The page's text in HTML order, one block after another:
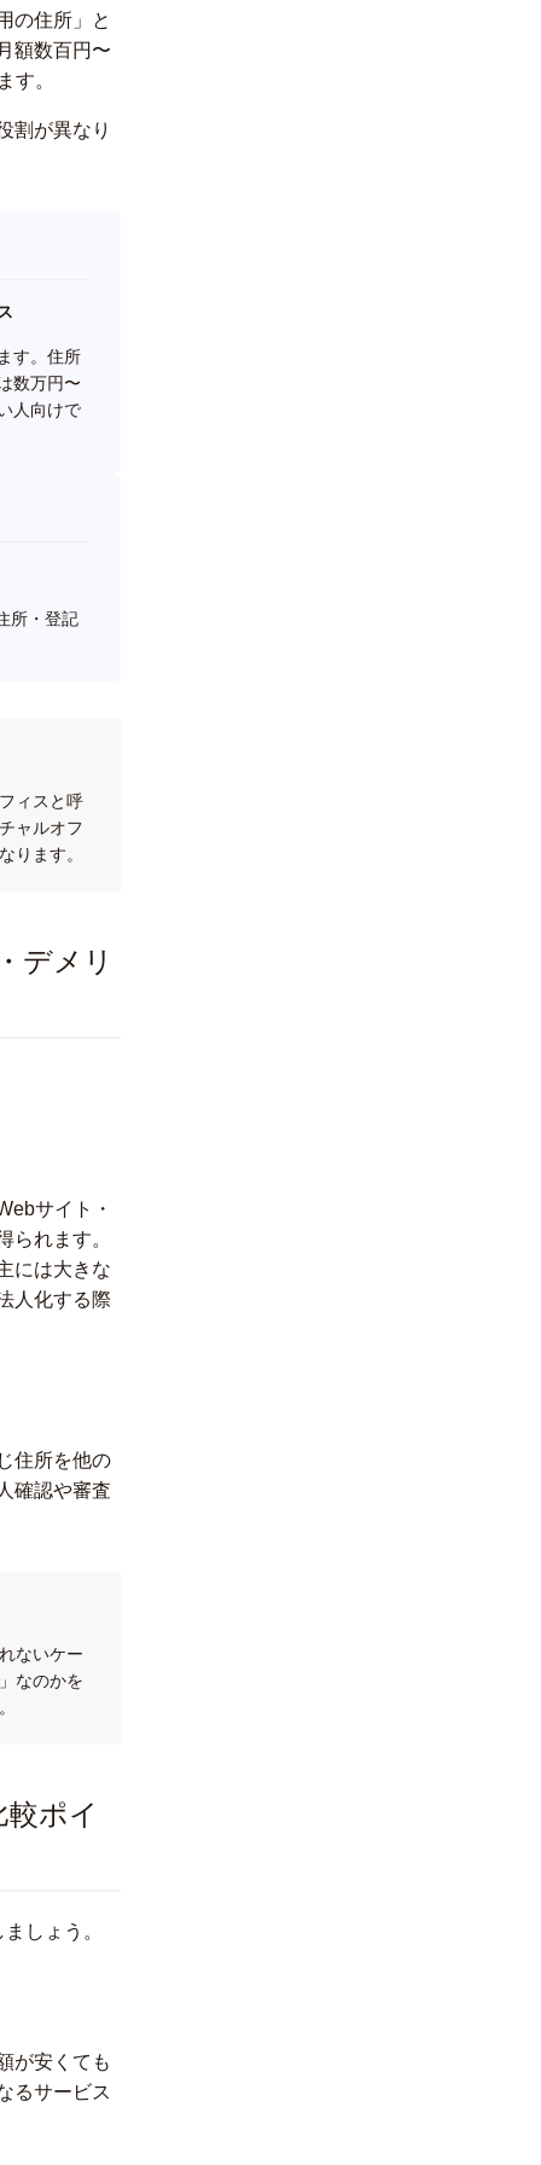
の住所」と
額数百円〜
す。
割が異なり
す。住所
数万円〜
人向けで
所・登記
ィスと呼
ャルオフ
ります。
デメリ
サイト・
られます。
には大きな
人化する際
住所を他の
確認や審査
ないケー
なのかを
ポイ
しょう。
が安くても
るサービス